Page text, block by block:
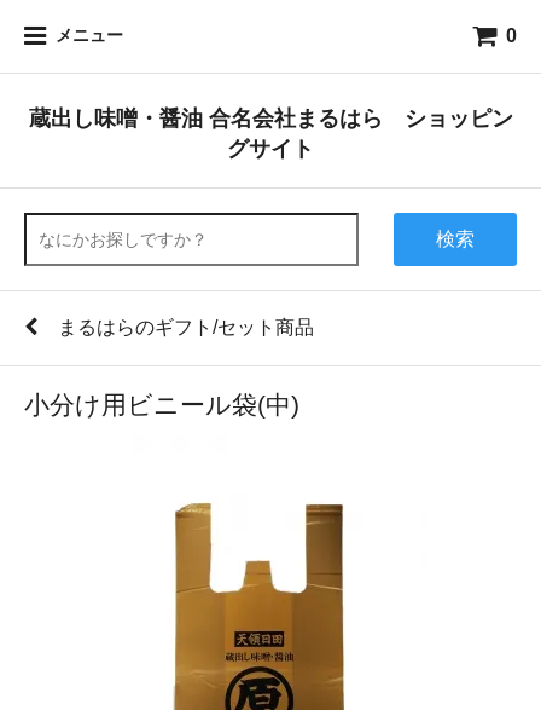
メニュー 0
蔵出し味噌・醤油 合名会社まるはら ショッピン
グサイト
検索
まるはらのギフト/セット商品
小分け用ビニール袋(中)